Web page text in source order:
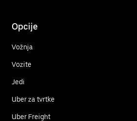
Opcije
Vožnja
Vozite
Jedi
Uber za tvrtke
Uber Freight